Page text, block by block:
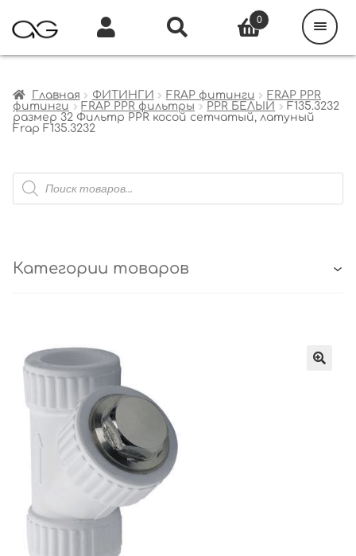
Главная ФИТИНГИ FRAP фитинги
FRAP PPR
фитинги
FRAP PPR фильтры PPR БЕЛЫЙ
F135.3232
размер 32 Фильтр PPR косой сетчатый, латуный
Frap F135.3232
Поиск
товаров
Категории товаров
0